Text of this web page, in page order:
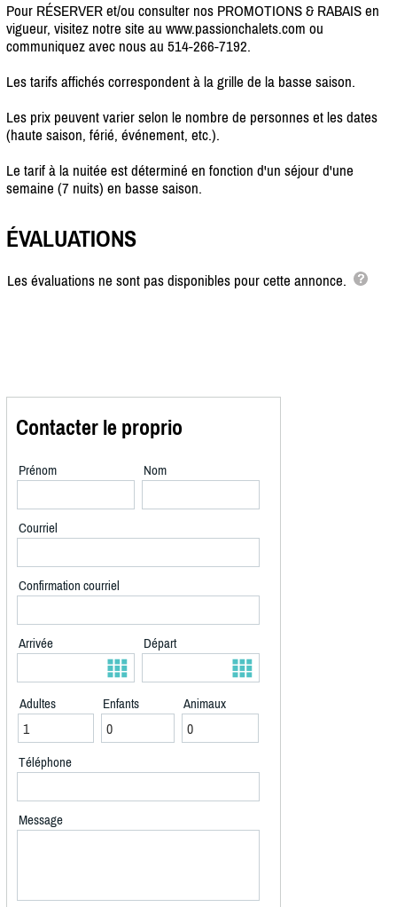
Pour RÉSERVER et/ou consulter nos PROMOTIONS & RABAIS en
vigueur, visitez notre site au www.passionchalets.com ou
communiquez avec nous au 514-266-7192.
Les tarifs affichés correspondent à la grille de la basse saison.
Les prix peuvent varier selon le nombre de personnes et les dates
(haute saison, férié, événement, etc.).
Le tarif à la nuitée est déterminé en fonction d'un séjour d'une
semaine (7 nuits) en basse saison.
ÉVALUATIONS
Les évaluations ne sont pas disponibles pour cette annonce.
Contacter le proprio
Prénom Nom
Courriel
Confirmation courriel
Arrivée Départ
Adultes Enfants Animaux
Téléphone
Message